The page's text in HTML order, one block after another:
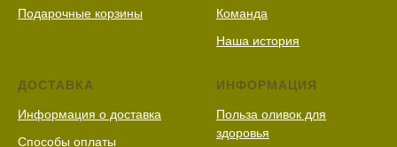
Подарочные корзины
Команда
Наша история
ДОСТАВКА
Информация о доставка
Способы оплаты
ИНФОРМАЦИЯ
Польза оливок для
здоровья